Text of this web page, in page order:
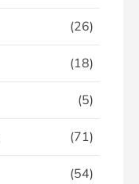
(26)
(18)
(5)
(71)
(54)